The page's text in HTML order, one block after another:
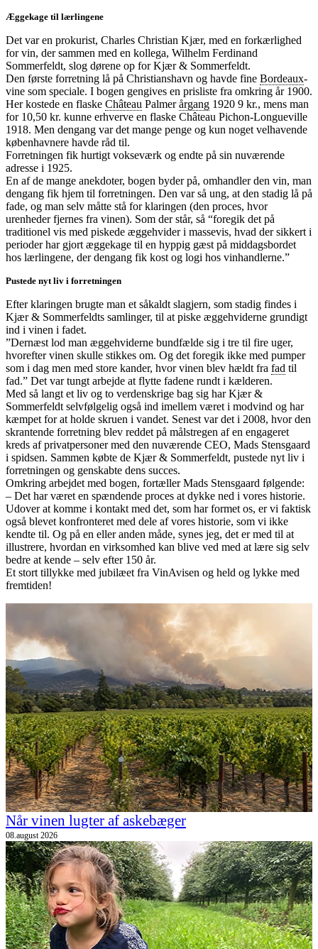
Æggekage til lærlingene
Det var en prokurist, Charles Christian Kjær, med en forkærlighed
for vin, der sammen med en kollega, Wilhelm Ferdinand
Sommerfeldt, slog dørene op for Kjær & Sommerfeldt.
Den første forretning lå på Christianshavn og havde fine Bordeaux-
vine som speciale. I bogen gengives en prisliste fra omkring år 1900.
Her kostede en flaske Château Palmerårgang 1920 9 kr., mens man
for 10,50 kr. kunne erhverve en flaske Château Pichon-Longueville
1918. Men dengang var det mange penge og kun noget velhavende
københavnere havde råd til.
Forretningen fik hurtigt vokseværk og endte på sin nuværende
adresse i 1925.
En af de mange anekdoter, bogen byder på, omhandler den vin, man
dengang fik hjem til forretningen. Den var så ung, at den stadig lå på
fade, og man selv måtte stå for klaringen (den proces, hvor
urenheder fjernes fra vinen). Som der står, så “foregik det på
traditionel vis med piskede æggehvider i massevis, hvad der sikkert i
perioder har gjort æggekage til en hyppig gæst på middagsbordet
hos lærlingene, der dengang fik kost og logi hos vinhandlerne.”
Pustede nyt liv i forretningen
Efter klaringen brugte man et såkaldt slagjern, som stadig findes i
Kjær & Sommerfeldts samlinger, til at piske æggehviderne grundigt
ind i vinen i fadet.
”Dernæst lod man æggehviderne bundfælde sig i tre til fire uger,
hvorefter vinen skulle stikkes om. Og det foregik ikke med pumper
som i dag men med store kander, hvor vinen blev hældt fra fad til
fad.” Det var tungt arbejde at flytte fadene rundt i kælderen.
Med så langt et liv og to verdenskrige bag sig har Kjær &
Sommerfeldt selvfølgelig også ind imellem været i modvind og har
kæmpet for at holde skruen i vandet. Senest var det i 2008, hvor den
skrantende forretning blev reddet på målstregen af en engageret
kreds af privatpersoner med den nuværende CEO, Mads Stensgaard
i spidsen. Sammen købte de Kjær & Sommerfeldt, pustede nyt liv i
forretningen og genskabte dens succes.
Omkring arbejdet med bogen, fortæller Mads Stensgaard følgende:
– Det har været en spændende proces at dykke ned i vores historie.
Udover at komme i kontakt med det, som har formet os, er vi faktisk
også blevet konfronteret med dele af vores historie, som vi ikke
kendte til. Og på en eller anden måde, synes jeg, det er med til at
illustrere, hvordan en virksomhed kan blive ved med at lære sig selv
bedre at kende – selv efter 150 år.
Et stort tillykke med jubilæet fra VinAvisen og held og lykke med
fremtiden!
Når vinen lugter af askebæger
08.august 2026